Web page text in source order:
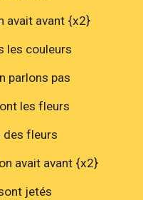
avait avant {x2}
les couleurs
parlons pas
les fleurs
des fleurs
avait avant {x2}
jetés